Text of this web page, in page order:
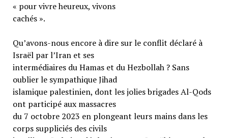
« pour vivre heureux, vivons
cachés ».
Qu’avons-nous encore à dire sur le conflit déclaré à
Israël par l’Iran et ses
intermédiaires du Hamas et du Hezbollah ? Sans
oublier le sympathique Jihad
islamique palestinien, dont les jolies brigades Al-Qods
ont participé aux massacres
du 7 octobre 2023 en plongeant leurs mains dans les
corps suppliciés des civils